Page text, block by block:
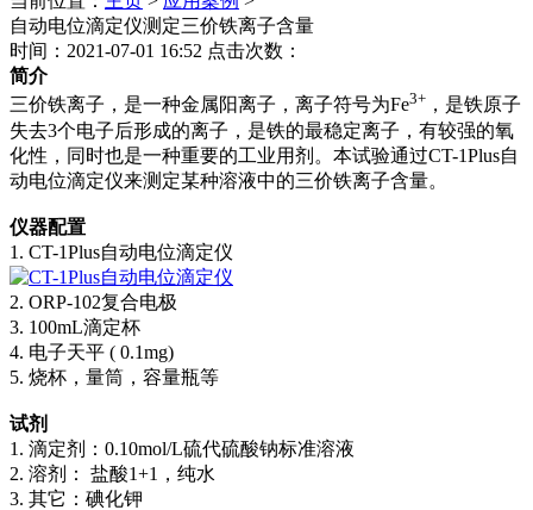
自动电位滴定仪测定三价铁离子含量
时间：2021-07-01 16:52 点击次数：
简介
三价铁离子，是一种金属阳离子，离子符号为Fe3+ ，是铁原子
失去3个电子后形成的离子，是铁的最稳定离子，有较强的氧
化性，同时也是一种重要的工业用剂。本试验通过CT-1Plus自
动电位滴定仪来测定某种溶液中的三价铁离子含量。
仪器配置
1. CT-1Plus自动电位滴定仪
2. ORP-102复合电极
3. 100mL滴定杯
4. 电子天平 ( 0.1mg)
5. 烧杯，量筒，容量瓶等
试剂
1. 滴定剂：0.10mol/L硫代硫酸钠标准溶液
2. 溶剂： 盐酸1+1，纯水
3. 其它：碘化钾